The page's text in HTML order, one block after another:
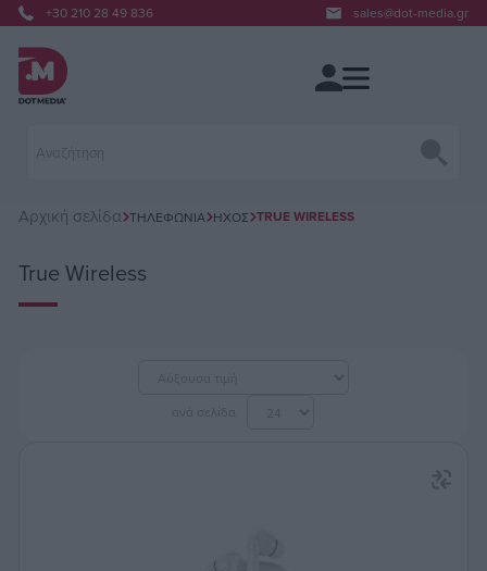
+30 210 28 49 836 sales@dot-media.gr
Αρχική σελίδα ΤΗΛΕΦΩΝΊΑ ΉΧΟΣ TRUE WIRELESS
True Wireless